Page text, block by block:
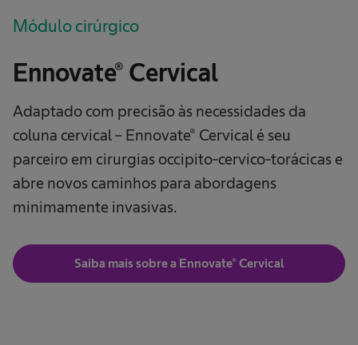
Módulo cirúrgico
Ennovate® Cervical
Adaptado com precisão às necessidades da
coluna cervical – Ennovate® Cervical é seu
parceiro em cirurgias occipito-cervico-torácicas e
abre novos caminhos para abordagens
minimamente invasivas.
Saiba mais sobre a Ennovate® Cervical